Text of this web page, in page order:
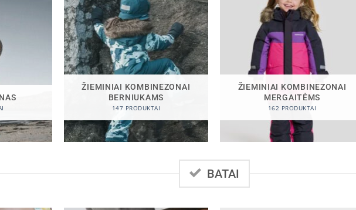
ŽIEMINIAI KOMBINEZONAI
BERNIUKAMS
147 PRODUKTAI
ŽIEMINIAI KOMBINEZONAI
MERGAITĖMS
162 PRODUKTAI
BATAI